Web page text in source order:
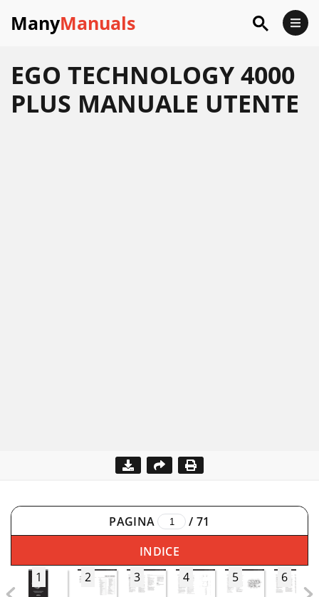
ManyManuals
EGO TECHNOLOGY 4000
PLUS MANUALE UTENTE
PAGINA / 71
INDICE
1
2 3 4 5 6